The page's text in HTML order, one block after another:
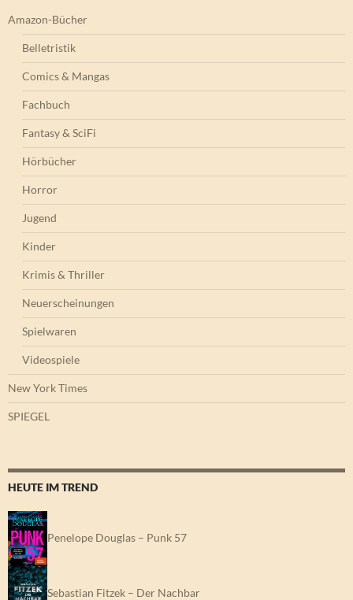
Amazon-Bücher
Belletristik
Comics & Mangas
Fachbuch
Fantasy & SciFi
Hörbücher
Horror
Jugend
Kinder
Krimis & Thriller
Neuerscheinungen
Spielwaren
Videospiele
New York Times
SPIEGEL
HEUTE IM TREND
Penelope Douglas – Punk 57
Sebastian Fitzek – Der Nachbar